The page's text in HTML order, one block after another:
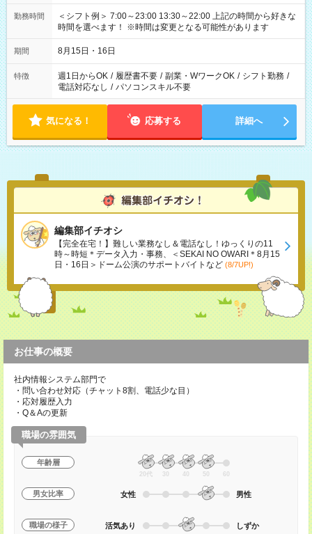
勤務時間
＜シフト例＞ 7:00～23:00 13:30～22:00 上記の時間から好きな
時間を選べます！ ※時間は変更となる可能性があります
期間 8月15日・16日
特徴 週1日からOK / 履歴書不要 / 副業・WワークOK / シフト勤務 /
電話対応なし / パソコンスキル不要
気になる！ 応募する 詳細へ
編集部イチオシ
【完全在宅！】難しい業務なし＆電話なし！ゆっくりの11
時～時短＊データ入力・事務、＜SEKAI NO OWARI＊8月15
日・16日＞ドーム公演のサポートバイトなど (8/7UP!)
お仕事の概要
社内情報システム部門で
・問い合わせ対応（チャット8割、電話少な目）
・応対履歴入力
・Q＆Aの更新
職場の雰囲気
年齢層
20代 30 40 50 60
男女比率 女性 男性
職場の様子 活気あり しずか